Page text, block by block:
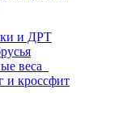
и ДРТ
веса
и кроссфит